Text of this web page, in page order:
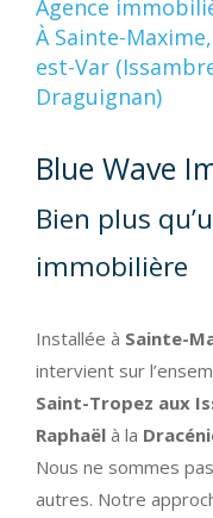
Agence
À Sainte-
est-Var
Draguignan)
Blue Wave
Bien plus
immobilière
Installée à Sainte-
intervient sur
Saint-Tropez aux
Raphaël à la
Nous ne sommes
autres. Notre
Budget
BUDGET
Surface
Pièces
PIÈCES